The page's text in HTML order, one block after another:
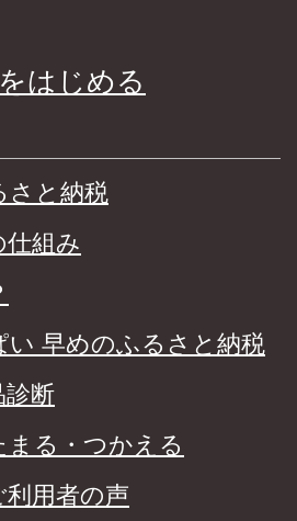
はじめる
さと納税
組み
い 早めのふるさと納税
診断
まる・つかえる
用者の声